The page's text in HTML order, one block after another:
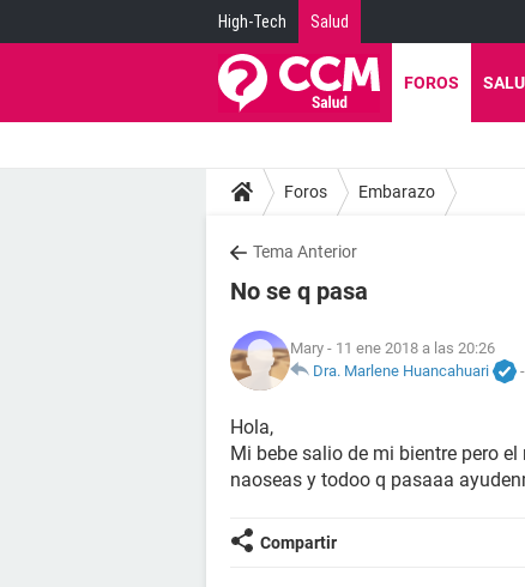
High-Tech Salud
FOROS
Foros Embarazo
Tema Anterior
No se q pasa
Mary - 11 ene 2018 a las 20:26
Dra. Marlene Huancahuari
-
Hola,
Mi bebe salio de mi bientre pero
naoseas y todoo q pasaaa
Compartir